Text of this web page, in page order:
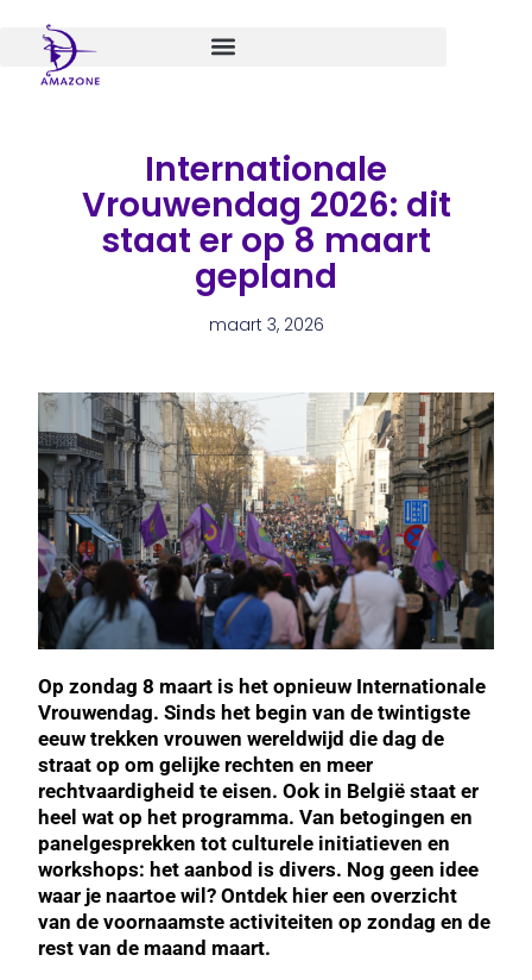
inhoud
Internationale
Vrouwendag 2026: dit
staat er op 8 maart
gepland
maart 3, 2026
Op zondag 8 maart is het opnieuw Internationale
Vrouwendag. Sinds het begin van de twintigste
eeuw trekken vrouwen wereldwijd die dag de
straat op om gelijke rechten en meer
rechtvaardigheid te eisen. Ook in België staat er
heel wat op het programma. Van betogingen en
panelgesprekken tot culturele initiatieven en
workshops: het aanbod is divers. Nog geen idee
waar je naartoe wil? Ontdek hier een overzicht
van de voornaamste activiteiten op zondag en de
rest van de maand maart.